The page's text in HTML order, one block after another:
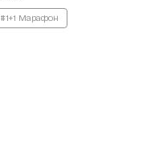
#1+1 Марафон